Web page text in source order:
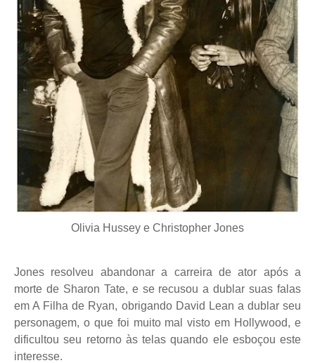
Olivia Hussey e Christopher Jones
Jones resolveu abandonar a carreira de ator após a
morte de Sharon Tate, e se recusou a dublar suas falas
em A Filha de Ryan, obrigando David Lean a dublar seu
personagem, o que foi muito mal visto em Hollywood, e
dificultou seu retorno às telas quando ele esboçou este
interesse.